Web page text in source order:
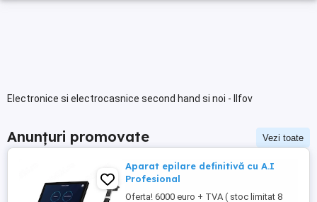
Electronice si electrocasnice second hand si noi - Ilfov
Anunțuri promovate Vezi toate
Aparat epilare definitivă cu A.I
Profesional
Oferta! 6000 euro + TVA ( stoc limitat 8